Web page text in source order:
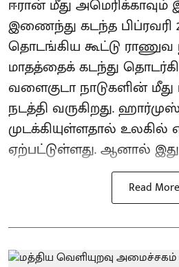
ஈரான் மீது
இணைந்து கடந்த பிப்ரவரி
தொடங்கிய கூட்டு ராணுவ
மாதத்தைக் கடந்து
வளைகுடா நாடுகளின்
நடத்தி வருகிறது.
முடக்கியுள்ளதால் உலகில்
ஏற்பட்டுள்ளது. ஆனால்
Read More